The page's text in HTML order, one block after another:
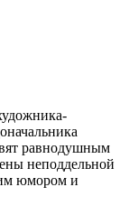
равнодушным
неподдельной
юмором и